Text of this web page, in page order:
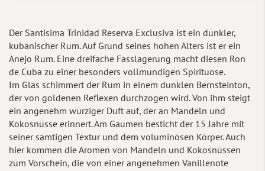
Der Santisima Trinidad Reserva Exclusiva ist ein dunkler,
kubanischer Rum. Auf Grund seines hohen Alters ist er ein
Anejo Rum. Eine dreifache Fasslagerung macht diesen Ron
de Cuba zu einer besonders vollmundigen Spirituose.
Im Glas schimmert der Rum in einem dunklen Bernsteinton,
der von goldenen Reflexen durchzogen wird. Von ihm steigt
ein angenehm würziger Duft auf, der an Mandeln und
Kokosnüsse erinnert. Am Gaumen besticht der 15 Jahre mit
seiner samtigen Textur und dem voluminösen Körper. Auch
hier kommen die Aromen von Mandeln und Kokosnüssen
zum Vorschein, die von einer angenehmen Vanillenote